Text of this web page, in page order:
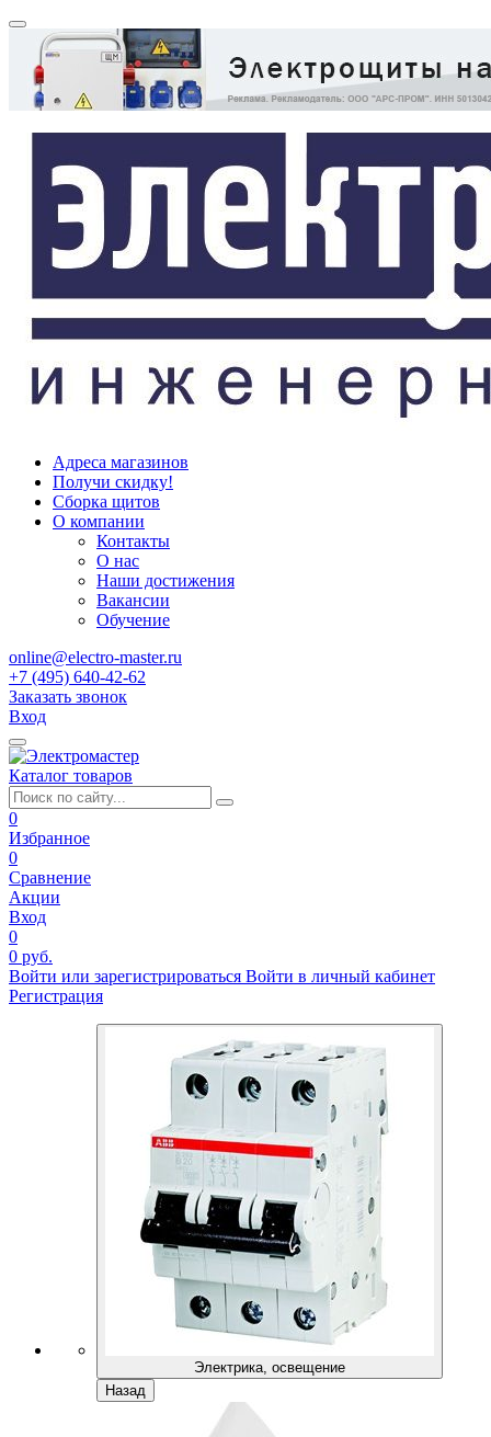
Адреса магазинов
Получи скидку!
Сборка щитов
О компании
Контакты
О нас
Наши достижения
Вакансии
Обучение
online@electro-master.ru
+7 (495) 640-42-62
Заказать звонок
Вход
Каталог товаров
0
Избранное
0
Сравнение
Акции
Вход
0
0 руб.
Войти или зарегистрироваться Войти в личный кабинет
Регистрация
Электрика, освещение
Назад